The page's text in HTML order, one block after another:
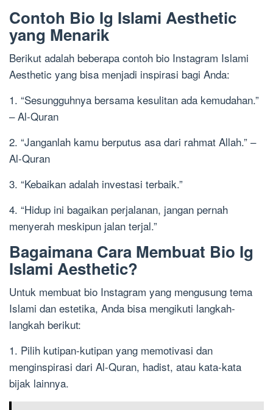
Contoh Bio Ig Islami Aesthetic
yang Menarik
Berikut adalah beberapa contoh bio Instagram Islami
Aesthetic yang bisa menjadi inspirasi bagi Anda:
1. “Sesungguhnya bersama kesulitan ada kemudahan.”
– Al-Quran
2. “Janganlah kamu berputus asa dari rahmat Allah.” –
Al-Quran
3. “Kebaikan adalah investasi terbaik.”
4. “Hidup ini bagaikan perjalanan, jangan pernah
menyerah meskipun jalan terjal.”
Bagaimana Cara Membuat Bio Ig
Islami Aesthetic?
Untuk membuat bio Instagram yang mengusung tema
Islami dan estetika, Anda bisa mengikuti langkah-
langkah berikut:
1. Pilih kutipan-kutipan yang memotivasi dan
menginspirasi dari Al-Quran, hadist, atau kata-kata
bijak lainnya.